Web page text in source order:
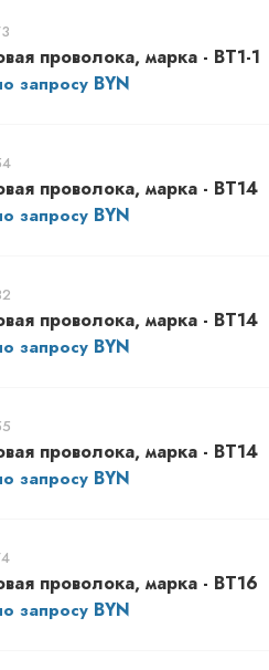
проволока, марка - ВТ1-1
запросу
проволока, марка - ВТ14
запросу
проволока, марка - ВТ14
запросу
проволока, марка - ВТ14
запросу
проволока, марка - ВТ16
запросу